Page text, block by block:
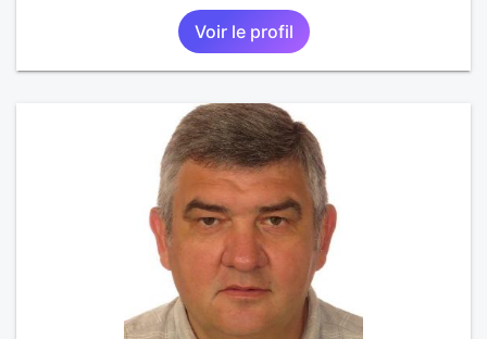
Voir le profil